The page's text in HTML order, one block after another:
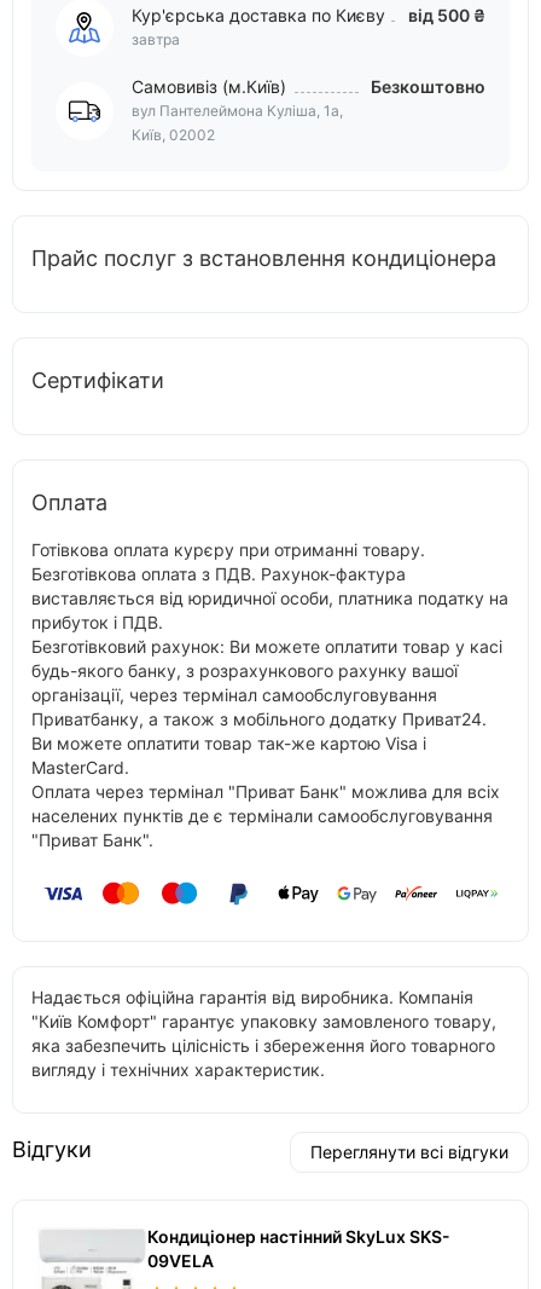
Кур'єрська доставка по Києву
завтра
від 500 ₴
Самовивіз (м.Київ)
вул Пантелеймона Куліша, 1а,
Київ, 02002
Безкоштовно
Прайс послуг з встановлення кондиціонера
Сертифікати
Оплата
Готівкова оплата курєру при отриманні товару.
Безготівкова оплата з ПДВ. Рахунок-фактура
виставляється від юридичної особи, платника податку на
прибуток і ПДВ.
Безготівковий рахунок: Ви можете оплатити товар у касі
будь-якого банку, з розрахункового рахунку вашої
організації, через термінал самообслуговування
Приватбанку, а також з мобільного додатку Приват24.
Ви можете оплатити товар так-же картою Visa і
MasterCard.
Оплата через термінал "Приват Банк" можлива для всіх
населених пунктів де є термінали самообслуговування
"Приват Банк".
Надається офіційна гарантія від виробника. Компанія
"Київ Комфорт" гарантує упаковку замовленого товару,
яка забезпечить цілісність і збереження його товарного
вигляду і технічних характеристик.
Відгуки Переглянути всі відгуки
Кондиціонер настінний SkyLux SKS-
09VELA